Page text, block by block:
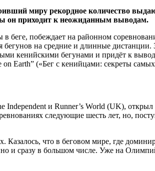
миру рекордное количество
он приходит к неожиданным выводам.
побеждает на районном
на средние и длинные дистанции.
кенийскими бегунами и придёт к
on Earth” («Бег с кенийцами: секреты
и Runner’s World (UK), открыл
следующие шесть лет, но,
что в беговом мире, где
и сразу в большом числе. Уже на